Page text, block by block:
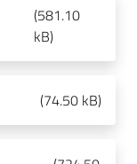
(581.10
kB)
(74.50 kB)